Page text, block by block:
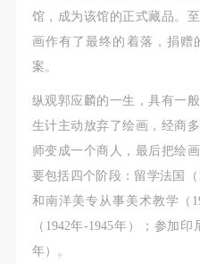
馆，成为该馆的正式藏品。
画作有了最终的着落，捐赠
案。
纵观郭应麟的一生，具有一
生计主动放弃了绘画，经商
师变成一个商人，最后把绘
要包括四个阶段：留学法国
和南洋美专从事美术教学（
（1942年-1945年）；参加
年）。